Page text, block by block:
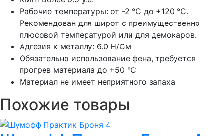
Рабочие температуры: от -2 °С до +120 °С.
Рекомендован для широт с преимущественно
плюсовой температурой или для демокаров.
Адгезия к металлу: 6.0 Н/См
Обязательно использование фена, требуется
прогрев материала до +50 °С
Материал не имеет неприятного запаха
Похожие товары